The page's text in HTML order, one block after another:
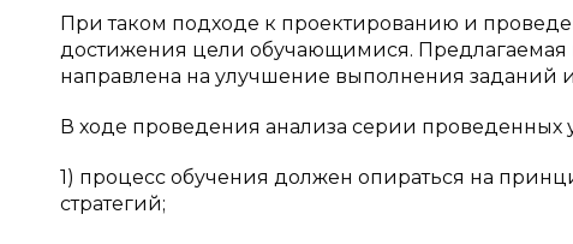
При таком подходе к проектированию и
достижения цели обучающимися. Предлагаемая
направлена на улучшение выполнения заданий и
В ходе проведения анализа серии
1) процесс обучения должен опираться на
стратегий;